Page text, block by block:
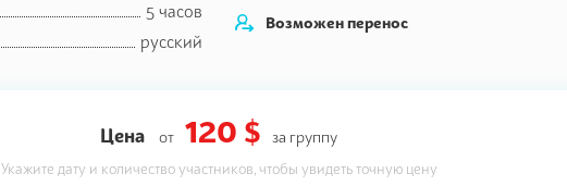
Возможен перенос
5 часов
русский
Цена от 120 $ за группу
Укажите дату и количество участников, чтобы увидеть точную цену